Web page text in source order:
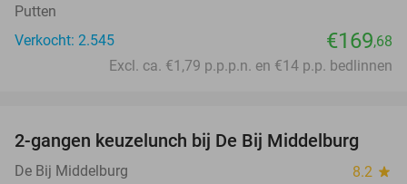
Putten
Verkocht: 2.545
€169,68
Excl. ca. €1,79 p.p.p.n. en €14 p.p. bedlinnen
42%
2-gangen keuzelunch bij De Bij Middelburg
De Bij Middelburg 8.2 star